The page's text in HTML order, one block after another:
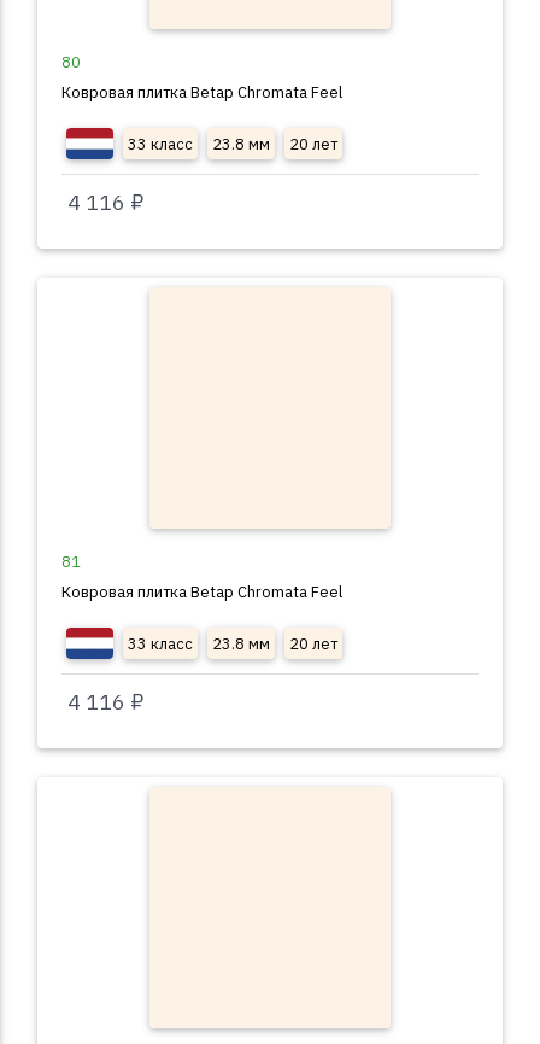
80
Ковровая плитка Betap Chromata Feel
33 класс 23.8 мм 20 лет
4 116 ₽
81
Ковровая плитка Betap Chromata Feel
33 класс 23.8 мм 20 лет
4 116 ₽